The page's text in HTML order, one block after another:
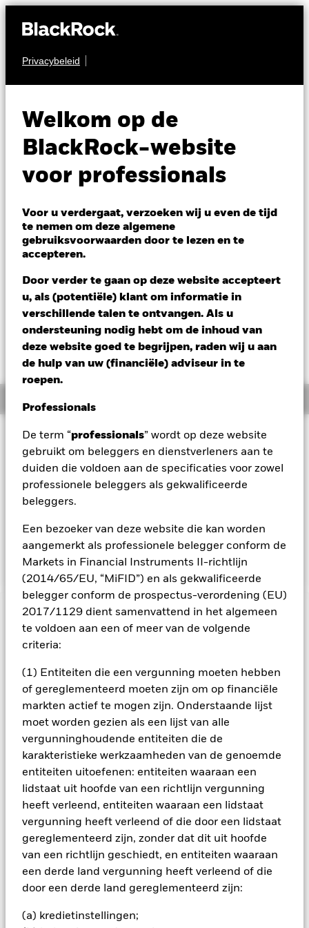
Privacybeleid
Welkom op de
BlackRock-website
voor professionals
Voor u verdergaat, verzoeken wij u even de tijd
te nemen om deze algemene
gebruiksvoorwaarden door te lezen en te
accepteren.
Door verder te gaan op deze website accepteert
u, als (potentiële) klant om informatie in
verschillende talen te ontvangen. Als u
ondersteuning nodig hebt om de inhoud van
deze website goed te begrijpen, raden wij u aan
de hulp van uw (financiële) adviseur in te
roepen.
Professionals
De term “professionals” wordt op deze website
gebruikt om beleggers en dienstverleners aan te
duiden die voldoen aan de specificaties voor zowel
professionele beleggers als gekwalificeerde
beleggers.
Een bezoeker van deze website die kan worden
aangemerkt als professionele belegger conform de
Markets in Financial Instruments II-richtlijn
(2014/65/EU, “MiFID”) en als gekwalificeerde
belegger conform de prospectus-verordening (EU)
2017/1129 dient samenvattend in het algemeen
te voldoen aan een of meer van de volgende
criteria:
(1) Entiteiten die een vergunning moeten hebben
of gereglementeerd moeten zijn om op financiële
markten actief te mogen zijn. Onderstaande lijst
moet worden gezien als een lijst van alle
vergunninghoudende entiteiten die de
karakteristieke werkzaamheden van de genoemde
entiteiten uitoefenen: entiteiten waaraan een
lidstaat uit hoofde van een richtlijn vergunning
heeft verleend, entiteiten waaraan een lidstaat
vergunning heeft verleend of die door een lidstaat
gereglementeerd zijn, zonder dat dit uit hoofde
van een richtlijn geschiedt, en entiteiten waaraan
een derde land vergunning heeft verleend of die
door een derde land gereglementeerd zijn:
(a) kredietinstellingen;
MULTI-ASSET
Asset Income Fund
NAV per 05/aug/2026
RMB 86,38
Verandering NAV 1 dag per 05/aug/2026
RMB 0,44 (0,51%)
Overzicht
Beleggingsdoel
Het Fonds streeft naar bovengemiddelde opbrengsten op uw
belegging en daarnaast naar kapitaalgroei op lange termijn.
Het Fonds belegt wereldwijd in aandelen, vastrentende
effecten, fondsen, cash, deposito's en
het Fonds hierin belegt, kunnen zonder beperking variëren,
factoren, naar goeddunken van de portefeuillebeheerder.
BELANGRIJKE GEGEVENS: Kapitaalrisico.De waarde en
het rendement van beleggingen kunnen dalen en stijgen, en
zijn niet gegarandeerd. Beleggers verliezen mogelijk hun
beleggingsadvies en vormt ook geen aanbeveling,
aanbieding of uitnodiging om effecten te kopen of verkopen,
of om enige beleggingsstrategie te volgen. BlackRock heeft
niet overwogen of een belegging past bij uw eigen behoeften
en risicotolerantie. Om te verzekeren dat u begrijpt of een
financieel product geschikt is voor u, moet u de Essentiële
Beleggersinformatie lezen. Iedere beslissing om te beleggen
prospectus, de Essentiële Beleggersinformatie, het meest
recente jaarverslag en de door een accountant goedgekeurde
jaarrekening en het eventueel daarna uitgegeven, niet door
de accountant goedgekeurde halfjaarverslag en de
bijbehorende halfjaarrekening. Beleggers dienen kennis te
nemen van de fondsspecifieke risico’s zoals beschreven in het
raden u ten sterkste aan professioneel beleggingsadvies in te